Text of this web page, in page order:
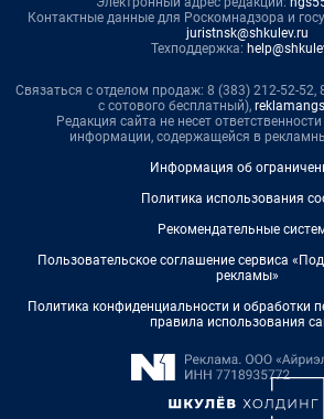
Контактные данные для Роскомнадзора и
juristnsk@shkulev.ru
Техподдержка:
Связаться с отделом продаж: 8 (383) 212-52-52,
с сотового бесплатный),
Редакция сайта не несет
информации, содержащейся в
Информация об
Политика использования
Рекомендательные
Пользовательское соглашение сервиса
рекламы»
Политика конфиденциальности и обработки
правила использования